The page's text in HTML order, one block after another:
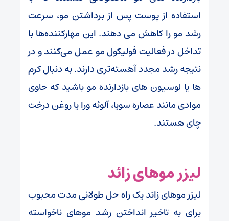
استفاده از پوست پس از برداشتن مو، سرعت
رشد مو را کاهش می دهند. این مهارکننده‌ها با
تداخل در فعالیت فولیکول مو عمل می‌کنند و در
نتیجه رشد مجدد آهسته‌تری دارند. به دنبال کرم
ها یا لوسیون های بازدارنده مو باشید که حاوی
موادی مانند عصاره سویا، آلوئه ورا یا روغن درخت
چای هستند.
لیزر موهای زائد
لیزر موهای زائد یک راه حل طولانی مدت محبوب
برای به تاخیر انداختن رشد موهای ناخواسته